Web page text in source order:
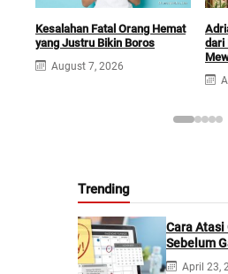
Kesalahan Fatal Orang Hemat
yang Justru Bikin Boros
August 7, 2026
dari
Trending
Cara Atasi
Sebelum
Berikutnya
April 23,